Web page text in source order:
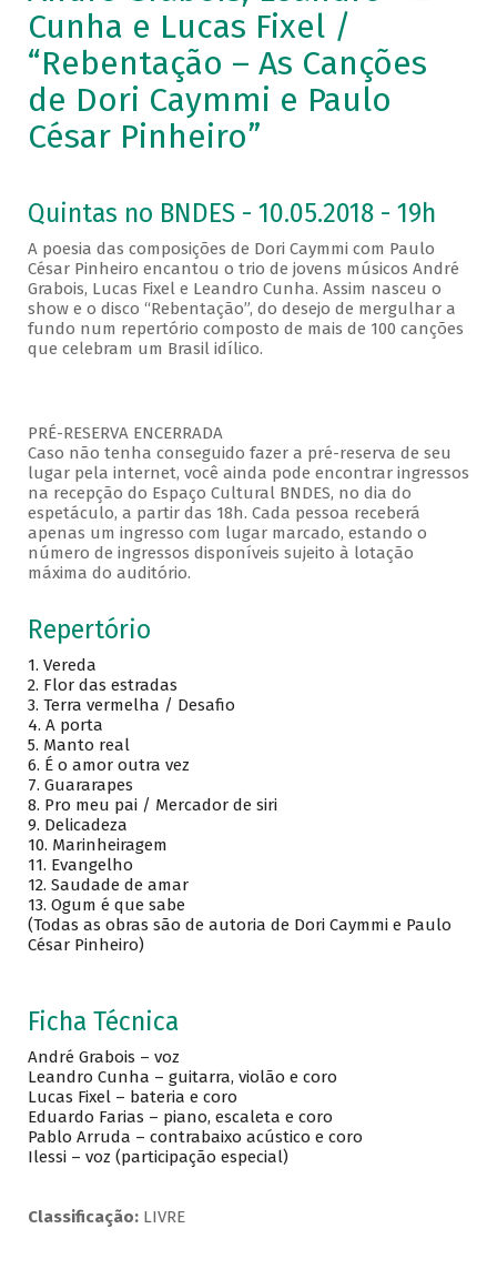
Cunha e Lucas Fixel /
“Rebentação – As Canções
de Dori Caymmi e Paulo
César Pinheiro”
Quintas no BNDES - 10.05.2018 - 19h
A poesia das composições de Dori Caymmi com Paulo
César Pinheiro encantou o trio de jovens músicos André
Grabois, Lucas Fixel e Leandro Cunha. Assim nasceu o
show e o disco “Rebentação”, do desejo de mergulhar a
fundo num repertório composto de mais de 100 canções
que celebram um Brasil idílico.
PRÉ-RESERVA ENCERRADA
Caso não tenha conseguido fazer a pré-reserva de seu
lugar pela internet, você ainda pode encontrar ingressos
na recepção do Espaço Cultural BNDES, no dia do
espetáculo, a partir das 18h. Cada pessoa receberá
apenas um ingresso com lugar marcado, estando o
número de ingressos disponíveis sujeito à lotação
máxima do auditório.
Repertório
1. Vereda
2. Flor das estradas
3. Terra vermelha / Desafio
4. A porta
5. Manto real
6. É o amor outra vez
7. Guararapes
8. Pro meu pai / Mercador de siri
9. Delicadeza
10. Marinheiragem
11. Evangelho
12. Saudade de amar
13. Ogum é que sabe
(Todas as obras são de autoria de Dori Caymmi e Paulo
César Pinheiro)
Ficha Técnica
André Grabois – voz
Leandro Cunha – guitarra, violão e coro
Lucas Fixel – bateria e coro
Eduardo Farias – piano, escaleta e coro
Pablo Arruda – contrabaixo acústico e coro
Ilessi – voz (participação especial)
Classificação: LIVRE